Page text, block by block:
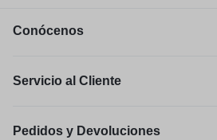
Conócenos
Servicio al Cliente
Pedidos y Devoluciones